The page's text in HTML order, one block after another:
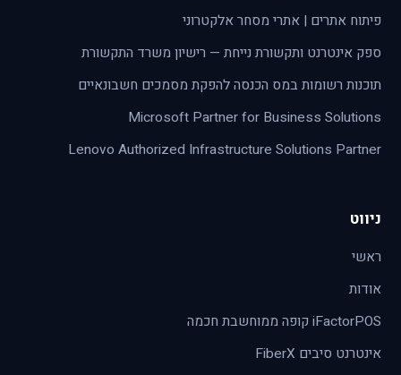
פיתוח אתרים | אתרי מסחר אלקטרוני
ספק אינטרנט ותקשורת נייחת — רישיון משרד התקשורת
תוכנות רשומות במס הכנסה להפקת מסמכים חשבונאיים
Microsoft Partner for Business Solutions
Lenovo Authorized Infrastructure Solutions Partner
ניווט
ראשי
אודות
iFactorPOS קופה ממוחשבת חכמה
אינטרנט סיבים FiberX